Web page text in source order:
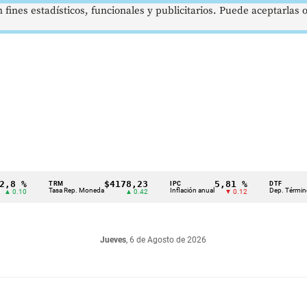
Tasa Rep. Moneda
$4178,23
▲ 0.42 Inflación anual
5,81 %
▼ 0.12 Dep. Término Fijo
Jueves, 6 de Agosto de 2026
estadísticos, funcionales y publicitarios. Puede aceptarlas